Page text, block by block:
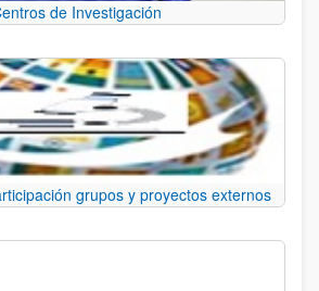
de Investigación
grupos y proyectos externos